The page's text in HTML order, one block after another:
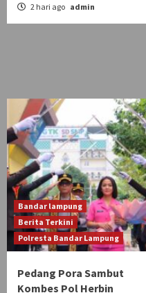
2 hari ago admin
Bandar lampung
Berita Terkini
Polresta Bandar Lampung
Pedang Pora Sambut
Kombes Pol Herbin